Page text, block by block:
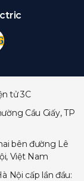
tử 3C
Cầu Giấy, TP
bên đường Lê
Việt Nam
Nội cấp lần đầu: